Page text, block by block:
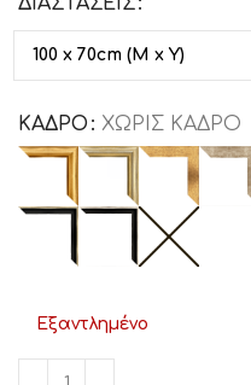
ΚΑΔΡΟ ΧΩΡΙΣ ΚΑΔΡΟ
Εξαντλημένο